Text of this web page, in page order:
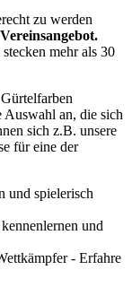
zu werden
mehr als 30
Auswahl an, die sich
sich z.B. unsere
für eine der
und spielerisch
und
- Erfahre